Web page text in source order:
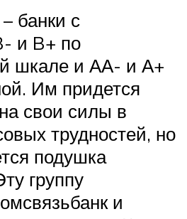
– банки с
и B+ по
шкале и АА- и А+
Им придется
свои силы в
трудностей, но
подушка
группу
и